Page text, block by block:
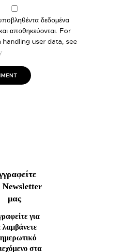
δεδομένα
αποθηκεύονται. For
user data, see
Newsletter
μας
για
λαμβάνετε
στα